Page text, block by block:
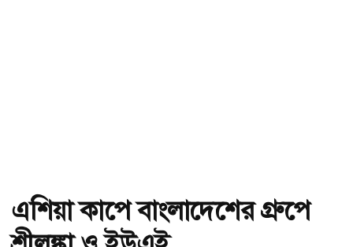
এশিয়া কাপে বাংলাদেশের গ্রুপে